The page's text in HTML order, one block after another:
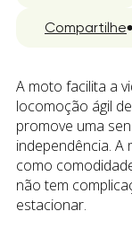
Compartilhe
A moto facilita a
locomoção ágil
promove uma
independência.
como
não tem
estacionar.